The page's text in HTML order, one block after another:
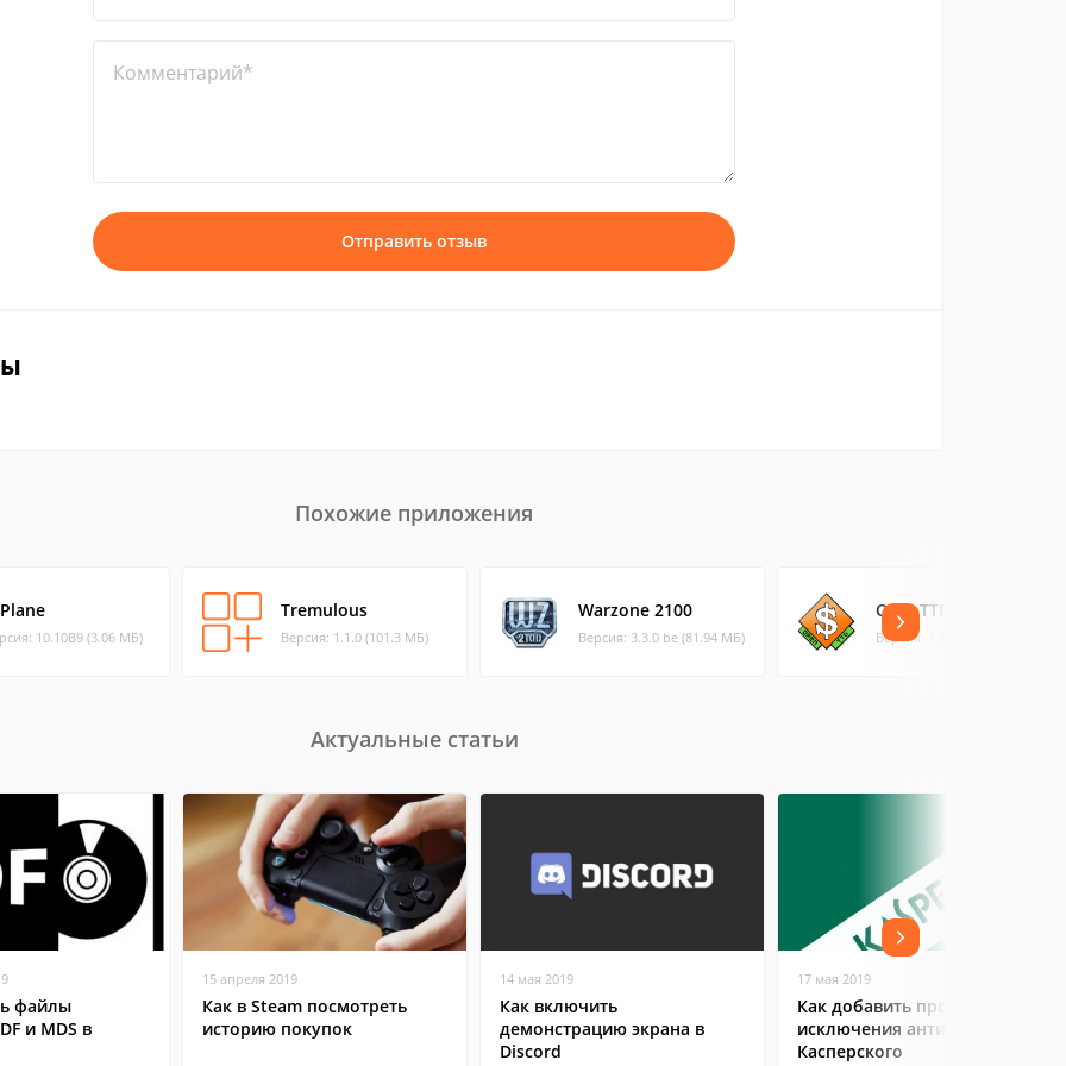
Комментарий*
Отправить отзыв
Похожие приложения
10.10B9 (3.06 МБ)
Tremulous
Версия: 1.1.0 (101.3 МБ)
Warzone 2100
Версия: 3.3.0 be (81.94 МБ)
OpenTTD
Версия: 1.8.0 (9.65 МБ)
Актуальные статьи
файлы
и MDS в
15 апреля 2019
Как в Steam посмотреть
историю покупок
14 мая 2019
Как включить
демонстрацию экрана в
Discord
17 мая 2019
Как добавить программу в
исключения антивируса
Касперского